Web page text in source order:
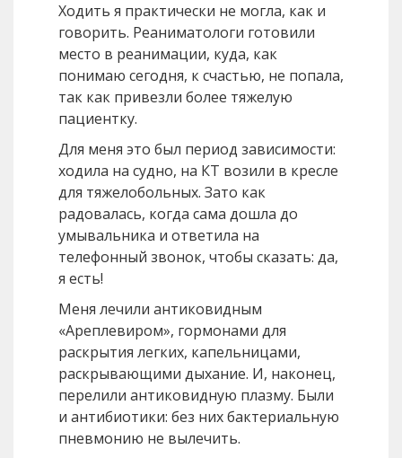
Ходить я практически не могла, как и
говорить. Реаниматологи готовили
место в реанимации, куда, как
понимаю сегодня, к счастью, не попала,
так как привезли более тяжелую
пациентку.
Для меня это был период зависимости:
ходила на судно, на КТ возили в кресле
для тяжелобольных. Зато как
радовалась, когда сама дошла до
умывальника и ответила на
телефонный звонок, чтобы сказать: да,
я есть!
Меня лечили антиковидным
«Ареплевиром», гормонами для
раскрытия легких, капельницами,
раскрывающими дыхание. И, наконец,
перелили антиковидную плазму. Были
и антибиотики: без них бактериальную
пневмонию не вылечить.